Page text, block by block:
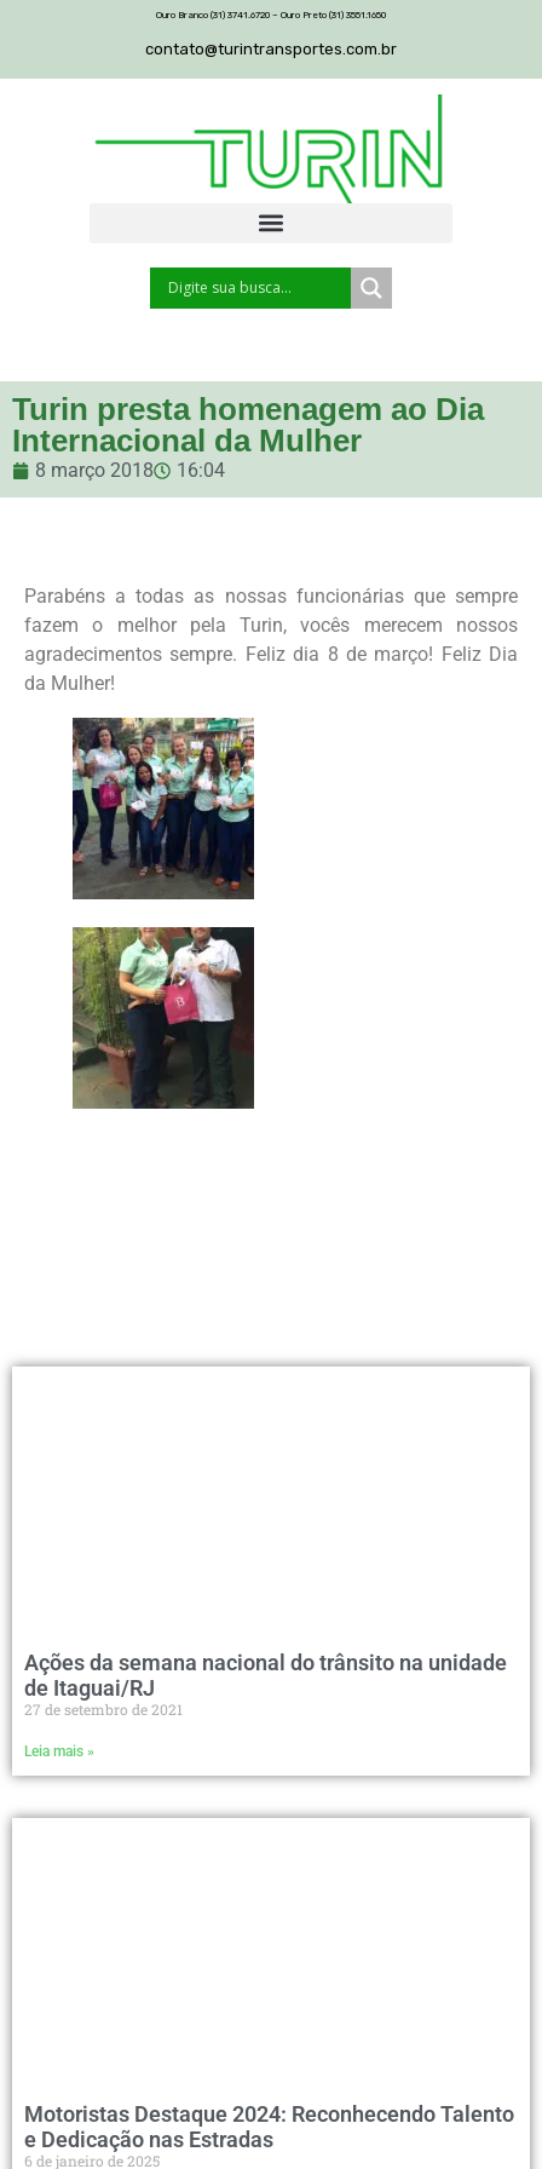
Ouro Branco (31) 3741.6720 – Ouro Preto (31) 3551.1650
contato@turintransportes.com.br
Turin presta homenagem ao Dia
Internacional da Mulher
8 março 2018 16:04
Parabéns a todas as nossas funcionárias que sempre
fazem o melhor pela Turin, vocês merecem nossos
agradecimentos sempre. Feliz dia 8 de março! Feliz Dia
da Mulher!
Ações da semana nacional do trânsito na unidade
de Itaguai/RJ
27 de setembro de 2021
Leia mais »
Motoristas Destaque 2024: Reconhecendo Talento
e Dedicação nas Estradas
6 de janeiro de 2025